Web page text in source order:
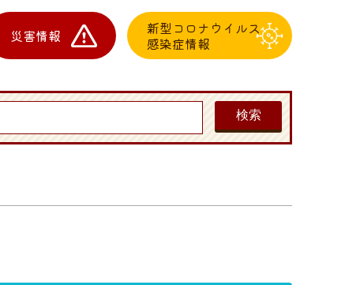
災害情報
新型コロナウイルス
感染症情報